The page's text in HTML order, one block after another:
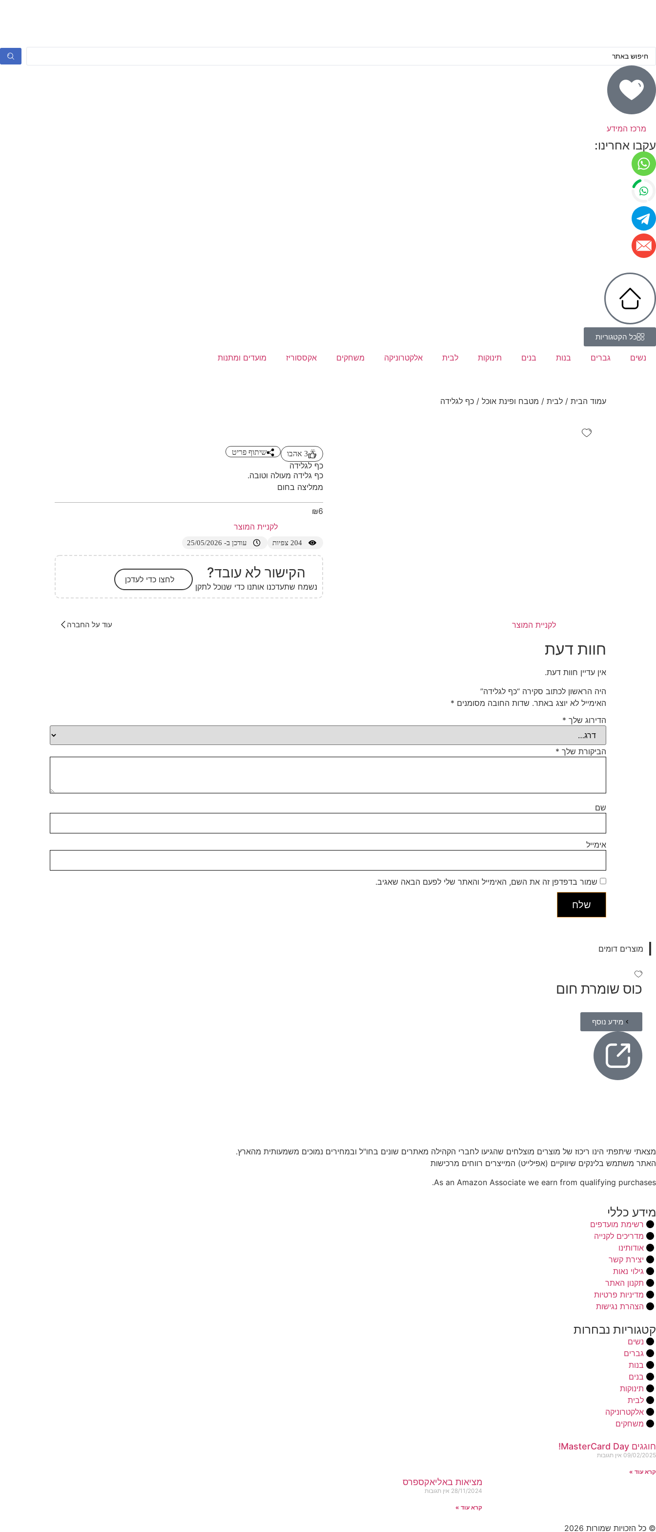
מרכז המידע
עקבו אחרינו:
כל הקטגוריות
נשים גברים בנות בנים תינוקות לבית אלקטרוניקה משחקים אקססוריז מועדים ומתנות
עמוד הבית / לבית / מטבח ופינת אוכל / כף לגלידה
3 אהבו שיתוף פריט
כף לגלידה
כף גלידה מעולה וטובה.
ממליצה בחום
₪6
לקניית המוצר
204 צפיות עודכן ב- 25/05/2026
הקישור לא עובד?
נשמח שתעדכנו אותנו כדי שנוכל לתקן
לחצו כדי לעדכן
לקניית המוצר עוד על החברה
חוות דעת
אין עדיין חוות דעת.
היה הראשון לכתוב סקירה “כף לגלידה”
האימייל לא יוצג באתר. שדות החובה מסומנים *
הדירוג שלך *
הביקורת שלך *
שם
אימייל
שמור בדפדפן זה את השם, האימייל והאתר שלי לפעם הבאה שאגיב.
מוצרים דומים
כוס שומרת חום
מידע נוסף
מצאתי שיתפתי הינו ריכוז של מוצרים מוצלחים שהגיעו לחברי הקהילה מאתרים שונים בחו"ל ובמחירים נמוכים משמעותית מהארץ.
האתר משתמש בלינקים שיווקיים (אפילייט) המייצרים רווחים מרכישות
As an Amazon Associate we earn from qualifying purchases.
מידע כללי
רשימת מועדפים
מדריכים לקנייה
אודותינו
יצירת קשר
גילוי נאות
תקנון האתר
מדיניות פרטיות
הצהרת נגישות
קטגוריות נבחרות
נשים
גברים
בנות
בנים
תינוקות
לבית
אלקטרוניקה
משחקים
חוגגים MasterCard Day!
09/02/2025 אין תגובות
קרא עוד »
מציאות באליאקספרס
28/11/2024 אין תגובות
קרא עוד »
© כל הזכויות שמורות 2026